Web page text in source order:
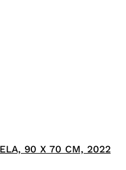
90 X 70 CM, 2022